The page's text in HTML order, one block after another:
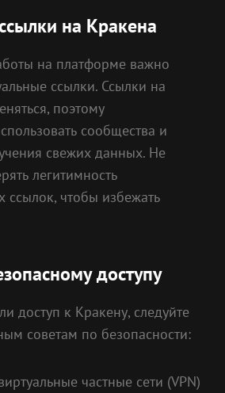
на Кракена
на платформе важно
ссылки. Ссылки на
поэтому
сообщества и
свежих данных. Не
легитимность
ссылок, чтобы избежать
доступу
доступ к Кракену, следуйте
советам по безопасности:
частные сети (VPN)